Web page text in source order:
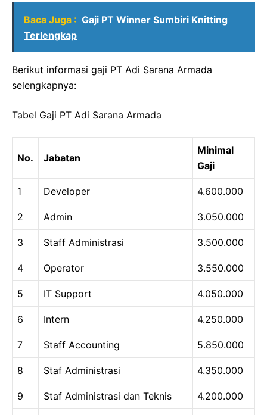
Baca Juga : Gaji PT Winner Sumbiri Knitting
Terlengkap
Berikut informasi gaji PT Adi Sarana Armada
selengkapnya:
Tabel Gaji PT Adi Sarana Armada
No. Jabatan
Minimal
Gaji
1 Developer 4.600.000
2 Admin 3.050.000
3 Staff Administrasi 3.500.000
4 Operator 3.550.000
5 IT Support 4.050.000
6 Intern 4.250.000
7 Staff Accounting 5.850.000
8 Staf Administrasi 4.350.000
9 Staf Administrasi dan Teknis 4.200.000